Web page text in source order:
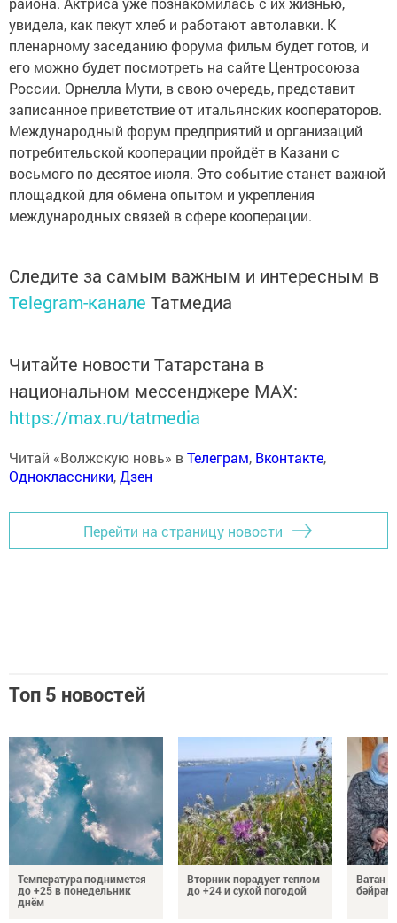
увидела, как пекут хлеб и работают автолавки. К
пленарному заседанию форума фильм будет готов, и
его можно будет посмотреть на сайте Центросоюза
России. Орнелла Мути, в свою очередь, представит
записанное приветствие от итальянских кооператоров.
Международный форум предприятий и организаций
потребительской кооперации пройдёт в Казани с
восьмого по десятое июля. Это событие станет важной
площадкой для обмена опытом и укрепления
международных связей в сфере кооперации.
Следите за самым важным и интересным в
Telegram-канале Татмедиа
Читайте новости Татарстана в
национальном мессенджере MАХ:
https://max.ru/tatmedia
Читай «Волжскую новь» вТелеграм, Вконтакте,
Одноклассники,Дзен
Перейти на страницу новости
Топ 5 новостей
Температура поднимется
до +25 в понедельник
днём
Вторник порадует теплом
до +24 и сухой погодой
Ватан
бәйрәм